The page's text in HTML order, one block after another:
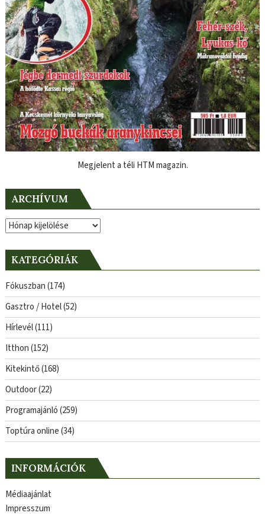
Megjelent a téli HTM magazin.
ARCHÍVUM
Archívum
KATEGÓRIÁK
Fókuszban(174)
Gasztro / Hotel(52)
Hírlevél(111)
Itthon(152)
Kitekintő(168)
Outdoor(22)
Programajánló(259)
Toptúra online(34)
INFORMÁCIÓK
Médiaajánlat
Impresszum